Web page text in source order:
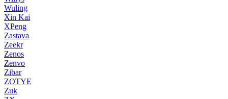
Wuling
Xin Kai
XPeng
Zastava
Zeekr
Zenos
Zenvo
Zibar
ZOTYE
Zuk